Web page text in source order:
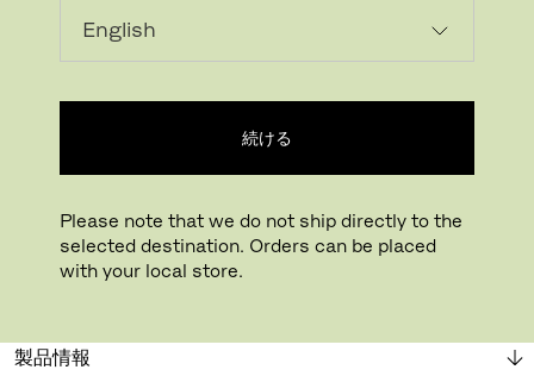
続ける
Please note that we do not ship directly to the
selected destination. Orders can be placed
with your local store.
読み込んでいます...
Buying online? This is our website for International. From here we do not offer
online purchasing. Orders can be placed with your local store.
製品情報